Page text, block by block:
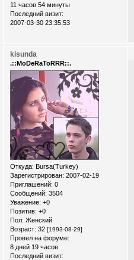
11 часов 54 минуты
Последний визит:
2007-03-30 23:35:53
kisunda
.::MoDeRaToRRR::.
Откуда: Bursa(Turkey)
Зарегистрирован: 2007-02-19
Приглашений: 0
Сообщений: 3504
Уважение: +0
Позитив: +0
Пол: Женский
Возраст: 32 [1993-08-29]
Провел на форуме:
8 дней 19 часов
Последний визит: